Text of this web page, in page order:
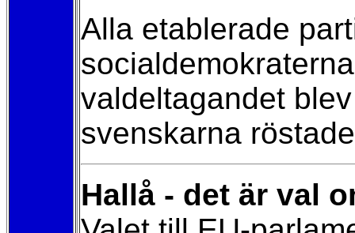
Alla etablerade
valdeltagandet
svenskarna
Hallå - det är val